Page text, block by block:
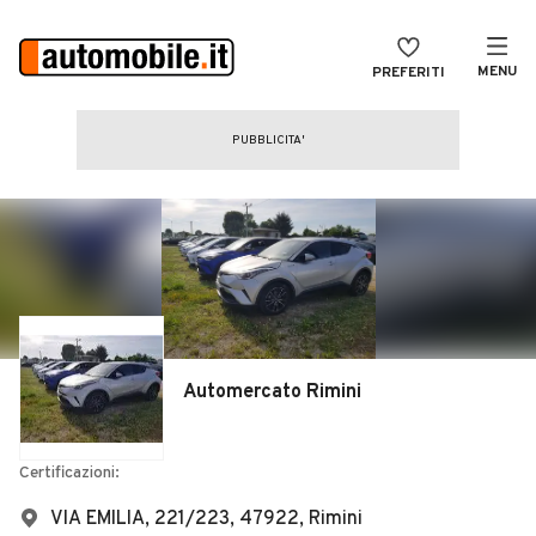
PREFERITI MENU
CERCA
Auto usate
Auto Km 0
Auto Nuove
Noleggio a lungo termine
Auto d'epoca
Moto
MAGAZINE
Automercato Rimini
Certificazioni:
VIA EMILIA, 221/223, 47922, Rimini